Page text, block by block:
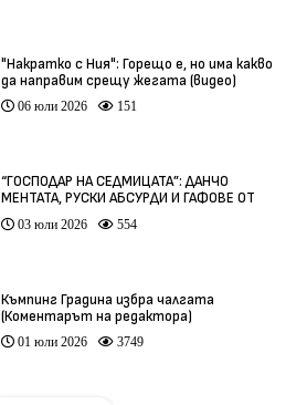
"Накратко с Ния": Горещо е, но има какво
да направим срещу жегата (видео)
06 юли 2026 151
“ГОСПОДАР НА СЕДМИЦАТА”: ДАНЧО
МЕНТАТА, РУСКИ АБСУРДИ И ГАФОВЕ ОТ
ЦЯЛ СВЯТ
03 юли 2026 554
Къмпинг Градина избра чалгата
(Коментарът на редактора)
01 юли 2026 3749